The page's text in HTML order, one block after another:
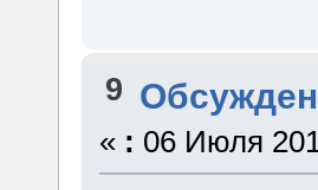
9
« : 06 Июля